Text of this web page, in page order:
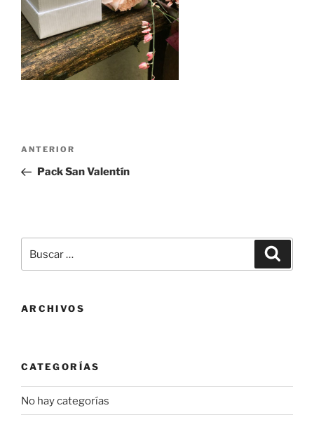
Navegación
entradas
Entrada
anterior:
ANTERIOR
Pack San Valentín
por:
ARCHIVOS
CATEGORÍAS
No hay categorías